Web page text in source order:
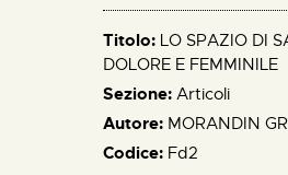
ELISA SALERNO
CONTATTI
Titolo: LO SPAZIO DI
DOLORE E FEMMINILE
Sezione: Articoli
Autore: MORANDIN
Codice: Fd2